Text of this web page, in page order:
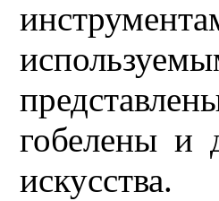
гобелены и
искусства.